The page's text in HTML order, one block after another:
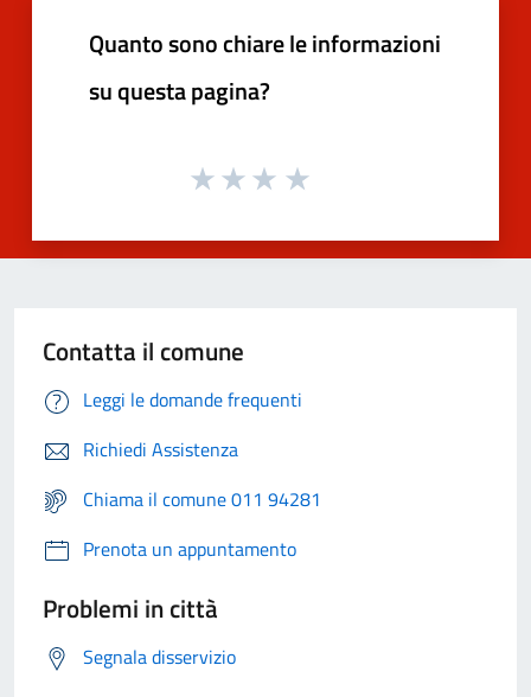
Quanto sono chiare le informazioni
su questa pagina?
Contatta il comune
Leggi le domande frequenti
Richiedi Assistenza
Chiama il comune 011 94281
Prenota un appuntamento
Problemi in città
Segnala disservizio